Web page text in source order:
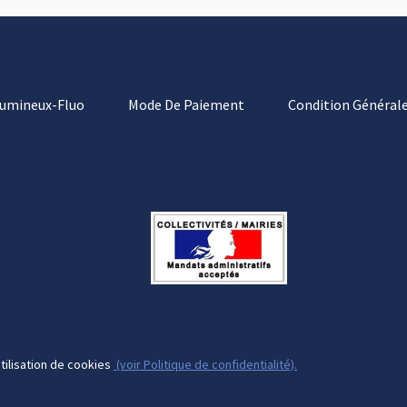
Fluo Mode De Paiement Condition
de cookies (voir Politique de confidentialité).